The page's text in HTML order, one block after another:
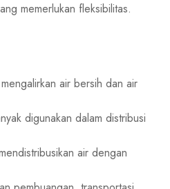
memerlukan fleksibilitas.
air bersih dan air
digunakan dalam distribusi
air dengan